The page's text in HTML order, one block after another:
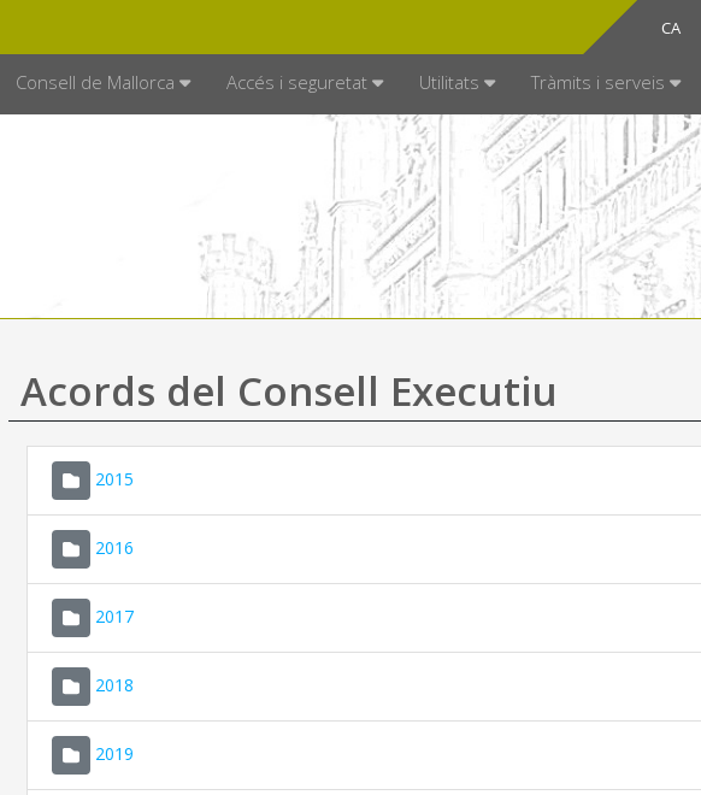
CA
ES
Consell de Mallorca Accés i seguretat Utilitats Tràmits i serveis
Acords del Consell Executiu
2015
2016
2017
2018
2019